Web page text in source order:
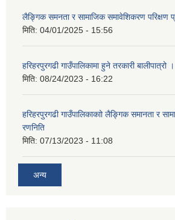
लैङ्गिक समनता र सामाजिक समावेशिकरण परिक्षण
मिति: 04/01/2025 - 15:56
हरिहरपुरगढी गाउँपालिकामा हुने तरकारी बालीपात्रो ।
मिति: 08/24/2023 - 16:22
हरिहरपुरगढी गाउँपालिकाकाो लैङ्गिक समानता र
रणनिति
मिति: 07/13/2023 - 11:08
अन्य